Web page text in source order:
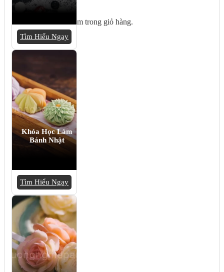
Giỏ hàng
Chưa có sản phẩm trong giỏ hàng.
Tìm Hiểu Ngay
Khóa Học Làm
Bánh Nhật
Tìm Hiểu Ngay